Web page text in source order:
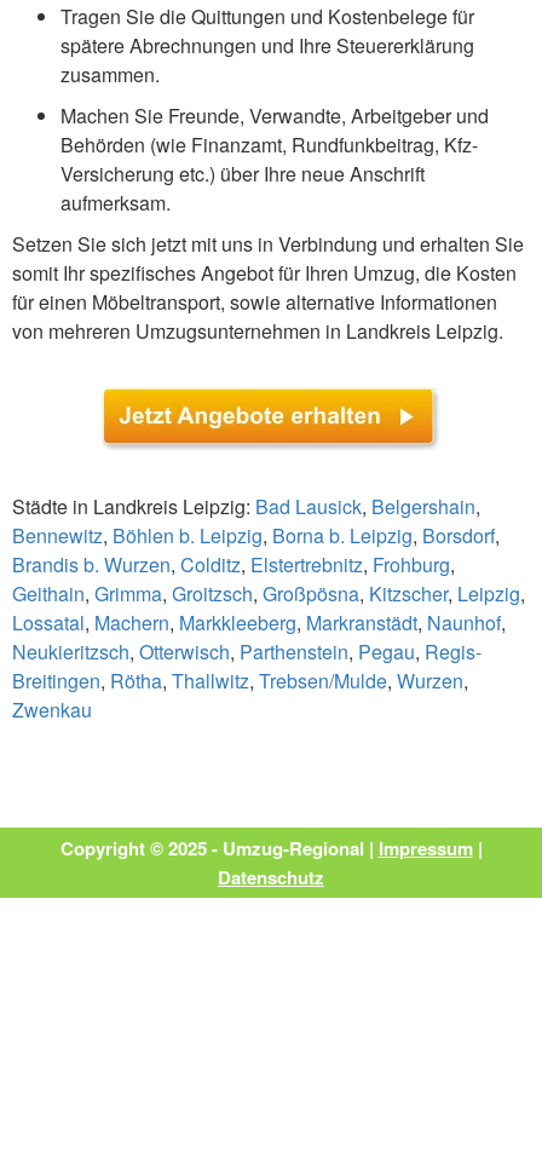
Tragen Sie die Quittungen und Kostenbelege für
spätere Abrechnungen und Ihre Steuererklärung
zusammen.
Machen Sie Freunde, Verwandte, Arbeitgeber und
Behörden (wie Finanzamt, Rundfunkbeitrag, Kfz-
Versicherung etc.) über Ihre neue Anschrift
aufmerksam.
Setzen Sie sich jetzt mit uns in Verbindung und erhalten Sie
somit Ihr spezifisches Angebot für Ihren Umzug, die Kosten
für einen Möbeltransport, sowie alternative Informationen
von mehreren Umzugsunternehmen in Landkreis Leipzig.
Städte in Landkreis Leipzig: Bad Lausick, Belgershain,
Bennewitz, Böhlen b. Leipzig, Borna b. Leipzig, Borsdorf,
Brandis b. Wurzen, Colditz, Elstertrebnitz, Frohburg,
Geithain, Grimma, Groitzsch, Großpösna, Kitzscher, Leipzig,
Lossatal, Machern, Markkleeberg, Markranstädt, Naunhof,
Neukieritzsch, Otterwisch, Parthenstein, Pegau, Regis-
Breitingen, Rötha, Thallwitz, Trebsen/Mulde, Wurzen,
Zwenkau
Copyright © 2025 - Umzug-Regional | Impressum|
Datenschutz